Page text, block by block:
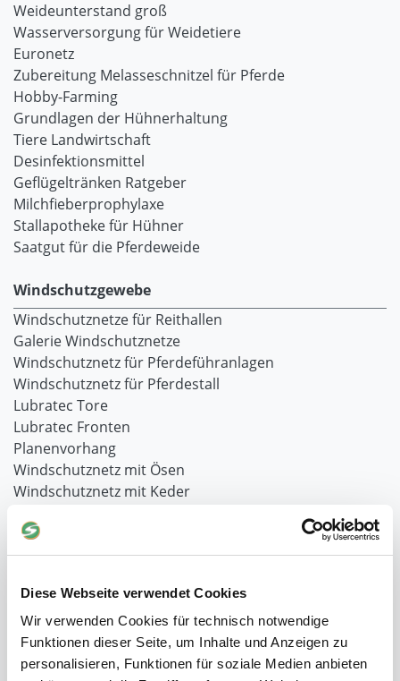
Diese Webseite verwendet Cookies
Wir verwenden Cookies für technisch notwendige
Funktionen dieser Seite, um Inhalte und Anzeigen zu
personalisieren, Funktionen für soziale Medien anbieten
Weideunterstand groß
Wasserversorgung für Weidetiere
Euronetz
Zubereitung Melasseschnitzel für Pferde
Hobby-Farming
Grundlagen der Hühnerhaltung
Tiere Landwirtschaft
Desinfektionsmittel
Geflügeltränken Ratgeber
Milchfieberprophylaxe
Stallapotheke für Hühner
Saatgut für die Pferdeweide
Windschutzgewebe
Windschutznetze für Reithallen
Galerie Windschutznetze
Windschutznetz für Pferdeführanlagen
Windschutznetz für Pferdestall
Lubratec Tore
Lubratec Fronten
Planenvorhang
Windschutznetz mit Ösen
Windschutznetz mit Keder
Windschutznetz Meterware
Rollvorhang-Systeme
Windnetzrecher
SIMAtex-Windschutznetze
Windschutznetze für Carports und Terrassen